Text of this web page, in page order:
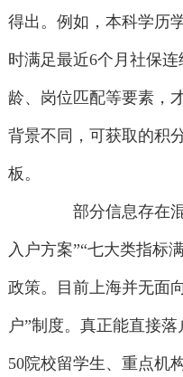
得出。例如，本科学历
时满足最近6个月社保
龄、岗位匹配等要素，
背景不同，可获取的积
板。
部分信息存在混
入户方案”“七大类指标
政策。目前上海并无面
户”制度。真正能直接
50院校留学生、重点机